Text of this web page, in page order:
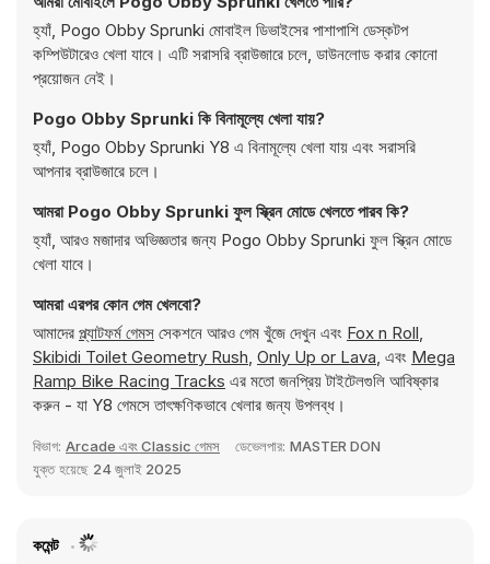
হ্যাঁ, Pogo Obby Sprunki মোবাইল ডিভাইসের পাশাপাশি ডেস্কটপ
কম্পিউটারেও খেলা যাবে। এটি সরাসরি ব্রাউজারে চলে, ডাউনলোড করার কোনো
প্রয়োজন নেই।
Pogo Obby Sprunki কি বিনামূল্যে খেলা যায়?
হ্যাঁ, Pogo Obby Sprunki Y8 এ বিনামূল্যে খেলা যায় এবং সরাসরি
আপনার ব্রাউজারে চলে।
আমরা Pogo Obby Sprunki ফুল স্ক্রিন মোডে খেলতে পারব কি?
হ্যাঁ, আরও মজাদার অভিজ্ঞতার জন্য Pogo Obby Sprunki ফুল স্ক্রিন মোডে
খেলা যাবে।
আমরা এরপর কোন গেম খেলবো?
আমাদের প্ল্যাটফর্ম গেমস সেকশনে আরও গেম খুঁজে দেখুন এবং Fox n Roll,
Skibidi Toilet Geometry Rush, Only Up or Lava, এবং Mega
Ramp Bike Racing Tracks এর মতো জনপ্রিয় টাইটেলগুলি আবিষ্কার
করুন - যা Y8 গেমসে তাৎক্ষণিকভাবে খেলার জন্য উপলব্ধ।
বিভাগ: Arcade এবং Classic গেমস ডেভেলপার: MASTER DON
যুক্ত হয়েছে 24 জুলাই 2025
কমেন্ট